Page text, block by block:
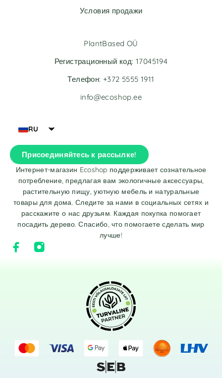
Условия продажи
RU
Присоединяйтесь к рассылке!
Интернет-магазин Ecoshop поддерживает сознательное
потребление, предлагая вам экологичные аксессуары,
растительную пищу, уютную мебель и натуральные
товары для дома. Следите за нами в социальных сетях и
расскажите о нас друзьям. Каждая покупка помогает
посадить дерево. Спасибо, что помогаете сделать мир
лучше!
PlantBased OÜ
Регистрационный код: 17045194
Телефон: +372 5555 1911
info@ecoshop.ee